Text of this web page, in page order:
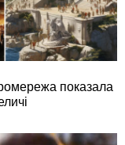
показала